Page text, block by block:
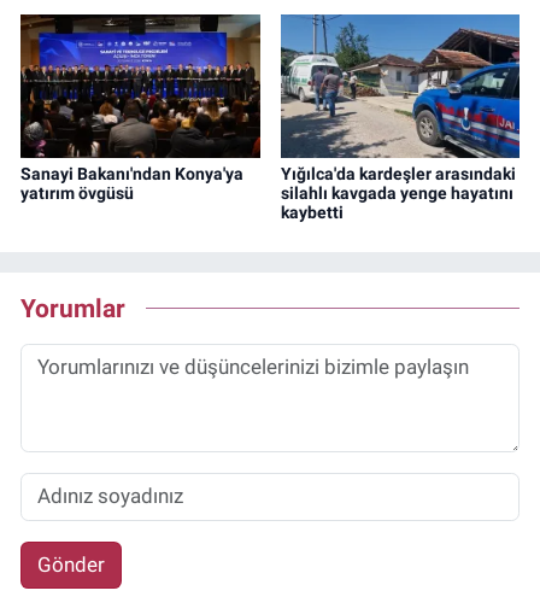
Sanayi Bakanı'ndan Konya'ya
yatırım övgüsü
Yığılca'da kardeşler arasındaki
silahlı kavgada yenge hayatını
kaybetti
Yorumlar
Gönder